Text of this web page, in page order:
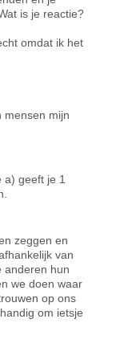
is je reactie?
omdat ik het
mensen mijn
a) geeft je 1
zeggen en
van
anderen hun
we doen waar
op ons
om ietsje